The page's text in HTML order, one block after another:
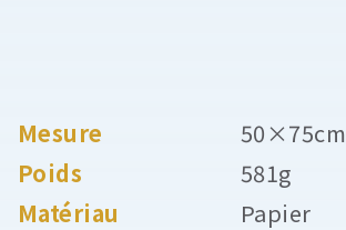
Mesure
50×75cm
Poids
581g
Matériau
Papier